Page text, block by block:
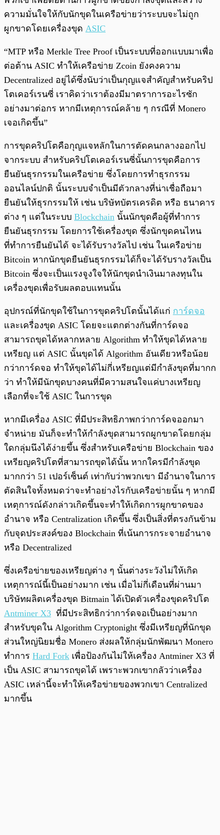
ความมั่นใจให้กับนักขุดในเครือข่ายว่าระบบจะไม่ถูก
ผูกขาดโดยเครื่องขุด ASIC
“MTP หรือ Merkle Tree Proof เป็นระบบที่ออกแบบมาเพื่อ
ต่อต้าน ASIC ทำให้เครือข่าย Zcoin ยังคงความ
Decentralized อยู่ได้ซึ่งนับว่าเป็นกุญแจสำคัญสำหรับคริป
โตเคอร์เรนซี่ เราคิดว่าเราต้องมีมาตราการอะไรซัก
อย่างมาต่อกร หากมีเหตุการณ์คล้าย ๆ กรณีที่ Monero
เจอเกิดขึ้น”
การขุดคริปโตคือกุญแจหลักในการตัดคนกลางออกไป
จากระบบ สำหรับคริปโตเคอร์เรนซี่นั้นการขุดคือการ
ยืนยันธุรกรรมในเครือข่าย ซึ่งโดยการทำธุรกรรม
ออนไลน์ปกติ นั้นระบบจำเป็นมีตัวกลางที่น่าเชื่อถือมา
ยืนยันให้ธุรกรรมให้ เช่น บริษัทบัตรเครดิต หรือ ธนาคาร
ต่าง ๆ แต่ในระบบ Blockchain นั้นนักขุดคือผู้ที่ทำการ
ยืนยันธุรกรรม โดยการใช้เครื่องขุด ซึ่งนักขุดคนไหน
ที่ทำการยืนยันได้ จะได้รับรางวัลไป เช่น ในเครือข่าย
Bitcoin หากนักขุดยืนยันธุรกรรมได้ก็จะได้รับรางวัลเป็น
Bitcoin ซึ่งจะเป็นแรงจูงใจให้นักขุดนำเงินมาลงทุนใน
เครื่องขุดเพื่อรับผลตอบแทนนั้น
อุปกรณ์ที่นักขุดใช้ในการขุดคริปโตนั้นได้แก่ การ์ดจอ
และเครื่องขุด ASIC โดยจะแตกต่างกันที่การ์ดจอ
สามารถขุดได้หลากหลาย Algorithm ทำให้ขุดได้หลาย
เหรียญ แต่ ASIC นั้นขุดได้ Algorithm อันเดียวหรือน้อย
กว่าการ์ดจอ ทำให้ขุดได้ไม่กี่เหรียญแต่มีกำลังขุดที่มากก
ว่า ทำให้มีนักขุดบางคนที่มีความสนใจแค่บางเหรียญ
เลือกที่จะใช้ ASIC ในการขุด
หากมีเครื่อง ASIC ที่มีประสิทธิภาพกว่าการ์ดจออกมา
จำหน่าย มันก็จะทำให้กำลังขุดสามารถผูกขาดโดยกลุ่ม
ใดกลุ่มนึงได้ง่ายขึ้น ซึ่งสำหรับเครือข่าย Blockchain ของ
เหรียญคริปโตที่สามารถขุดได้นั้น หากใครมีกำลังขุด
มากกว่า 51 เปอร์เซ็นต์ เท่ากับว่าพวกเขา มีอำนาจในการ
ตัดสินใจทั้งหมดว่าจะทำอย่างไรกับเครือข่ายนั้น ๆ หากมี
เหตุการณ์ดังกล่าวเกิดขึ้นจะทำให้เกิดการผูกขาดของ
อำนาจ หรือ Centralization เกิดขึ้น ซึ่งเป็นสิ่งที่ตรงกันข้าม
กับจุดประสงค์ของ Blockchain ที่เน้นการกระจายอำนาจ
หรือ Decentralized
ซึ่งเครือข่ายของเหรียญต่าง ๆ นั้นต่างระวังไม่ให้เกิด
เหตุการณ์นี้เป็นอย่างมาก เช่น เมื่อไม่กี่เดือนที่ผ่านมา
บริษัทผลิตเครื่องขุด Bitmain ได้เปิดตัวเครื่องขุดคริปโต
Antminer X3 ที่มีประสิทธิกว่าการ์ดจอเป็นอย่างมาก
สำหรับขุดใน Algorithm Cryptonight ซึ่งมีเหรียญที่นักขุด
ส่วนใหญ่นิยมชื่อ Monero ส่งผลให้กลุ่มนักพัฒนา Monero
ทำการ Hard Fork เพื่อป้องกันไม่ให้เครื่อง Antminer X3 ที่
เป็น ASIC สามารถขุดได้ เพราะพวกเขากลัวว่าเครื่อง
ASIC เหล่านี้จะทำให้เครือข่ายของพวกเขา Centralized
มากขึ้น